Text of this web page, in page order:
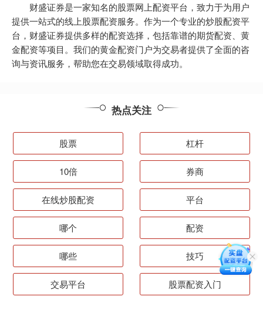
财盛证券是一家知名的股票网上配资平台，致力于为用户
提供一站式的线上股票配资服务。作为一个专业的炒股配资平
台，财盛证券提供多样的配资选择，包括靠谱的期货配资、黄
金配资等项目。我们的黄金配资门户为交易者提供了全面的咨
询与资讯服务，帮助您在交易领域取得成功。
热点关注
股票 杠杆
10倍 券商
在线炒股配资 平台
哪个 配资
哪些 技巧
交易平台 股票配资入门